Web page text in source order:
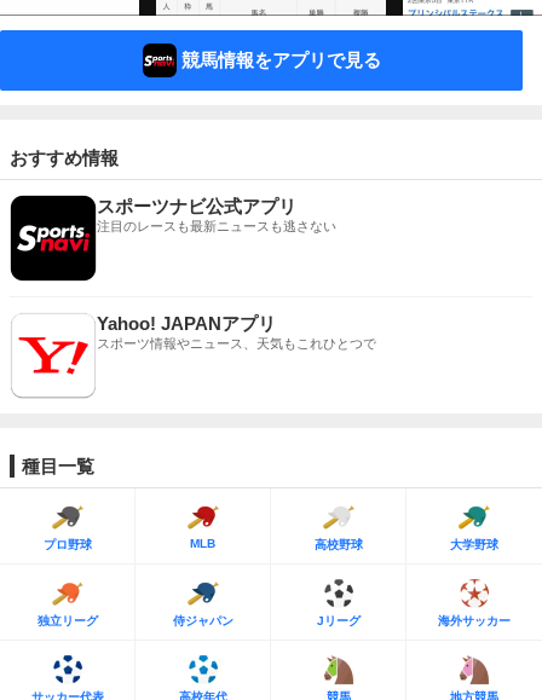
競馬情報をアプリで見る
おすすめ情報
スポーツナビ公式アプリ
注目のレースも最新ニュースも逃さない
Yahoo! JAPANアプリ
スポーツ情報やニュース、天気もこれひとつで
種目一覧
プロ野球 MLB 高校野球 大学野球
独立リーグ 侍ジャパン Jリーグ 海外サッカー
サッカー代表 高校年代 競馬 地方競馬